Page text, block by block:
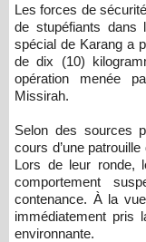
Les forces de sécurité poursuivent leur offensive contre le trafic
de stupéfiants
spécial de Karang a
de dix (10)
opération menée
Missirah.
Selon des sources
cours d’une
Lors de leur ronde,
comportement
contenance. À la
immédiatement pris
environnante.